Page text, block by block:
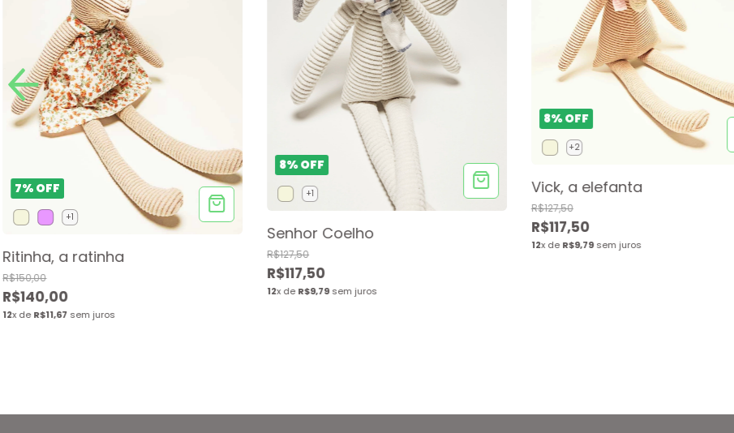
7% OFF
+1
Ritinha, a ratinha
R$150,00
R$140,00
12x deR$11,67 sem juros
8%OFF
+1
Senhor Coelho
R$127,50
R$117,50
12x deR$9,79sem juros
8%OFF
+2
Vick, a elefanta
R$127,50
R$117,50
12x deR$9,79sem juros